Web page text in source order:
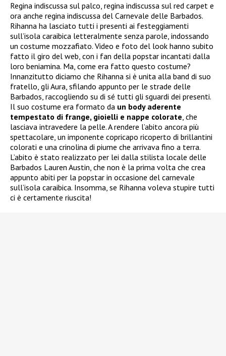
Regina indiscussa sul palco, regina indiscussa sul red carpet e
ora anche regina indiscussa del Carnevale delle Barbados.
Rihanna ha lasciato tutti i presenti ai festeggiamenti
sull’isola caraibica letteralmente senza parole, indossando
un costume mozzafiato. Video e foto del look hanno subito
fatto il giro del web, con i fan della popstar incantati dalla
loro beniamina. Ma, come era fatto questo costume?
Innanzitutto diciamo che Rihanna si è unita alla band di suo
fratello, gli Aura, sfilando appunto per le strade delle
Barbados, raccogliendo su di sé tutti gli sguardi dei presenti.
Il suo costume era formato da un body aderente
tempestato di frange, gioielli e nappe colorate, che
lasciava intravedere la pelle. A rendere l’abito ancora più
spettacolare, un imponente copricapo ricoperto di brillantini
colorati e una crinolina di piume che arrivava fino a terra.
L’abito è stato realizzato per lei dalla stilista locale delle
Barbados Lauren Austin, che non è la prima volta che crea
appunto abiti per la popstar in occasione del carnevale
sull’isola caraibica. Insomma, se Rihanna voleva stupire tutti
ci è certamente riuscita!